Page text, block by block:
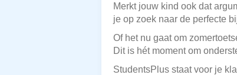
Merkt jouw kind ook dat
je op zoek naar de perfecte
Of het nu gaat om
Dit is hét moment om
StudentsPlus staat voor je